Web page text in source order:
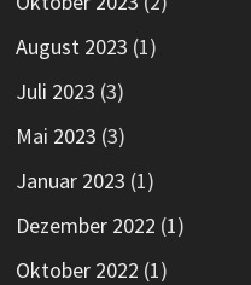
August 2023 (1)
Juli 2023 (3)
Mai 2023 (3)
Januar 2023 (1)
Dezember 2022 (1)
Oktober 2022 (1)